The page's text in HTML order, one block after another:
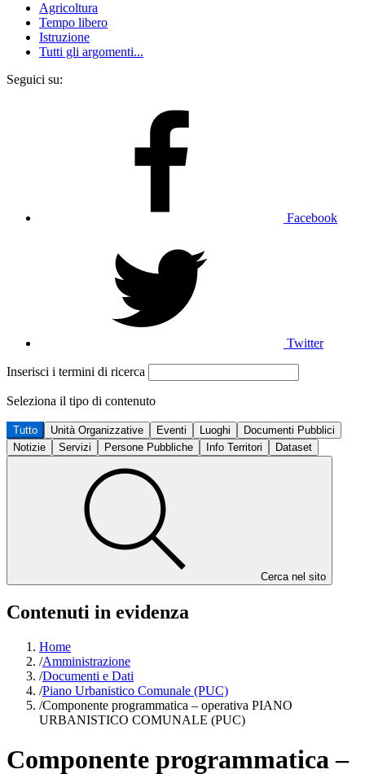
Agricoltura
Tempo libero
Istruzione
Tutti gli argomenti...
Seguici su:
Facebook
Twitter
Inserisci i termini di ricerca
Seleziona il tipo di contenuto
Tutto Unità Organizzative Eventi Luoghi
Documenti Pubblici
Notizie
Servizi Persone Pubbliche Info Territori Dataset
Cerca nel sito
Contenuti in evidenza
Home
/Amministrazione
/Documenti e Dati
/Piano Urbanistico Comunale (PUC)
/Componente programmatica – operativa PIANO
URBANISTICO COMUNALE (PUC)
Componente programmatica –